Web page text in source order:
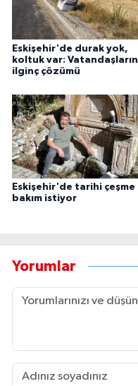
Eskişehir'de durak yok,
koltuk var: Vatandaşların
ilginç çözümü
Eskişehir'de tarihi çeşme
bakım istiyor
Yorumlar